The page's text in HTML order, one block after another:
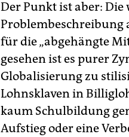
Der Punkt ist aber: Die
Problembeschreibung
für die „abgehängte
gesehen ist es purer
Globalisierung zu
Lohnsklaven in
kaum Schulbildung
Aufstieg oder eine